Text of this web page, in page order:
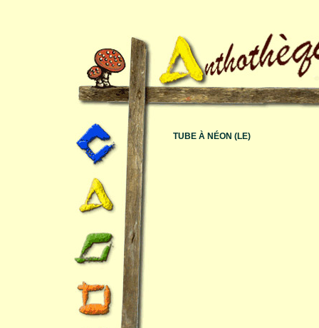
TUBE À NÉON (LE)